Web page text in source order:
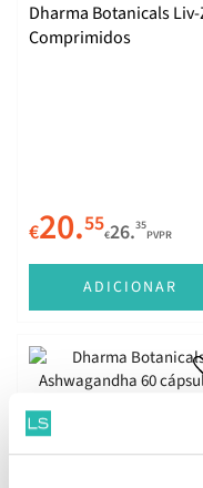
Dharma Botanicals Liv-
Comprimidos
€20.55€26.35
PVPR
ADICIONAR
Melhor Preço
Dharma Botanicals